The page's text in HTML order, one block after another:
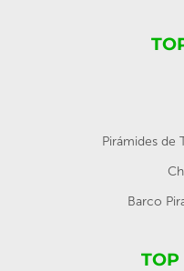
Pirámides de
Barco
TOP